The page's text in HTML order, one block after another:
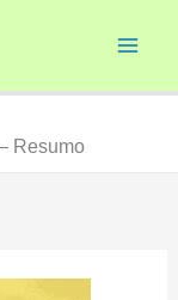
Resumo